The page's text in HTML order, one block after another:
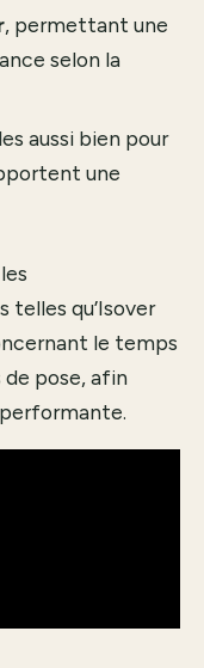
, permettant une
selon la
aussi bien pour
une
qu’Isover
le temps
pose, afin